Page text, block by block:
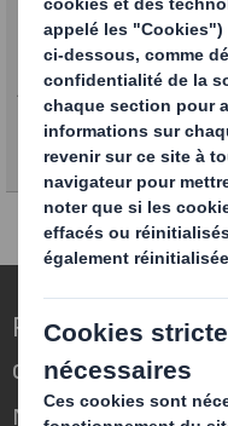
Parlez à
*= champs requis
Repenser
change
Nous faisons la